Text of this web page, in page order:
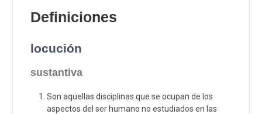
Definiciones
locución
sustantiva
Son aquellas disciplinas que se ocupan de los
aspectos del ser humano no estudiados en las